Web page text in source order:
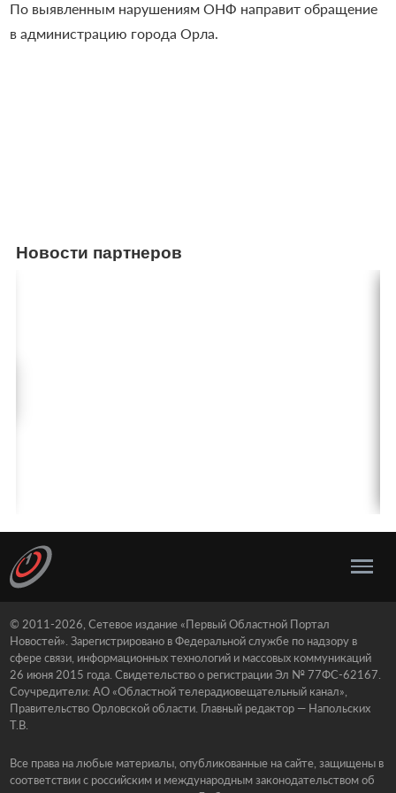
По выявленным нарушениям ОНФ направит обращение
в администрацию города Орла.
Новости партнеров
© 2011-2026, Сетевое издание «Первый Областной Портал
Новостей». Зарегистрировано в Федеральной службе по надзору в
сфере связи, информационных технологий и массовых коммуникаций
26 июня 2015 года. Свидетельство о регистрации Эл № 77ФС-62167.
Соучредители: АО «Областной телерадиовещательный канал»,
Правительство Орловской области. Главный редактор — Напольских
Т.В.
Все права на любые материалы, опубликованные на сайте, защищены в
соответствии с российским и международным законодательством об